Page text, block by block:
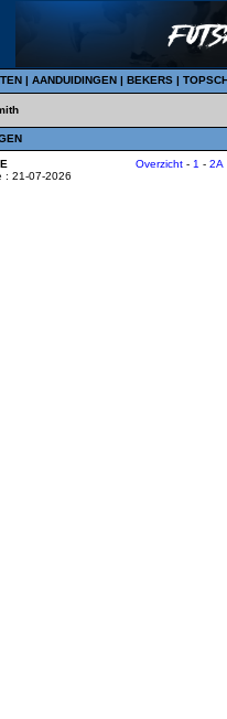
| AANDUIDINGEN | BEKERS |
: 21-07-2026
Overzicht - 1 - 2A